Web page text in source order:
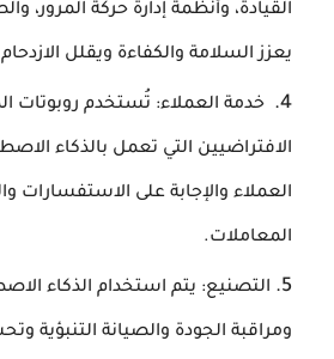
القيادة، وأنظمة إدارة حركة المرور،
يعزز السلامة والكفاءة ويقلل
خدمة العملاء: تُستخدم روبوتات
الافتراضيين التي تعمل بالذكاء
العملاء والإجابة على الاستفسارات
المعاملات.
التصنيع: يتم استخدام الذكاء
ومراقبة الجودة والصيانة التنبؤية